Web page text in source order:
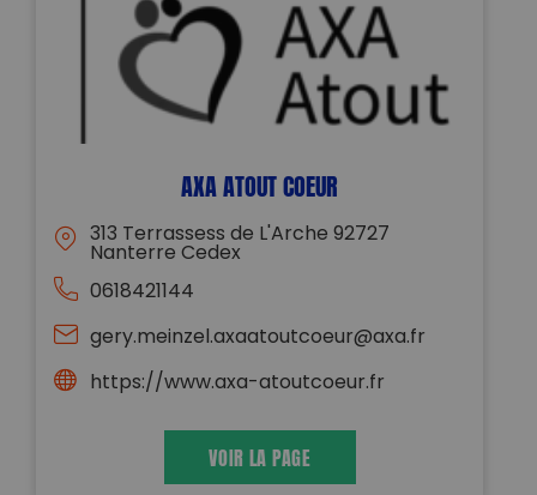
AXA ATOUT COEUR
313 Terrassess de L'Arche 92727
Nanterre Cedex
0618421144
gery.meinzel.axaatoutcoeur@axa.fr
https://www.axa-atoutcoeur.fr
VOIR LA PAGE